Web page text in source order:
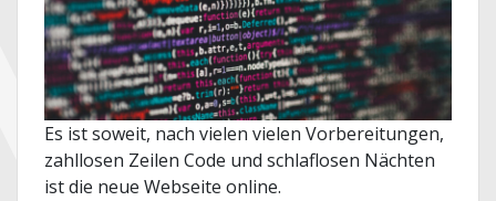
Es ist soweit, nach vielen vielen Vorbereitungen,
zahllosen Zeilen Code und schlaflosen Nächten
ist die neue Webseite online.